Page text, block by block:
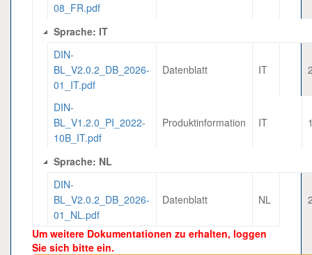
08_FR.pdf
Sprache: IT
DIN-
BL_V2.0.2_DB_2026-
01_IT.pdf
Datenblatt IT
DIN-
BL_V1.2.0_PI_2022-
10B_IT.pdf
Produktinformation IT
Sprache: NL
DIN-
BL_V2.0.2_DB_2026-
01_NL.pdf
Datenblatt NL
Um weitere Dokumentationen zu erhalten, loggen
Sie sich bitte ein.